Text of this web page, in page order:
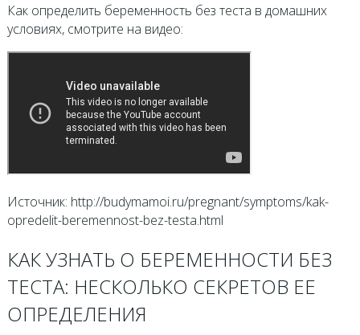
Как определить беременность без теста в домашних
условиях, смотрите на видео:
Источник: http://budymamoi.ru/pregnant/symptoms/kak-
opredelit-beremennost-bez-testa.html
КАК УЗНАТЬ О БЕРЕМЕННОСТИ БЕЗ
ТЕСТА: НЕСКОЛЬКО СЕКРЕТОВ ЕЕ
ОПРЕДЕЛЕНИЯ